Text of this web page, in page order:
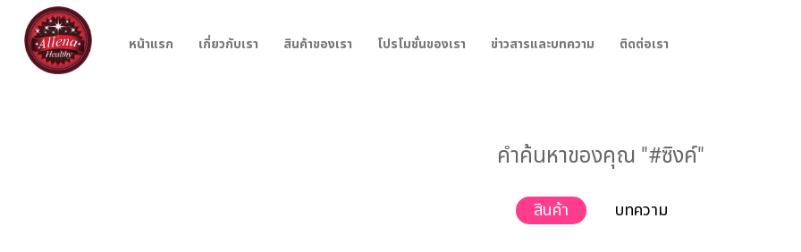
หน้าแรก เกี่ยวกับเรา สินค้าของเรา โปรโมชั่นของเรา ข่าวสารและบทความ ติดต่อเรา
คำค้นหาของคุณ "#ซิงค์"
สินค้า บทความ